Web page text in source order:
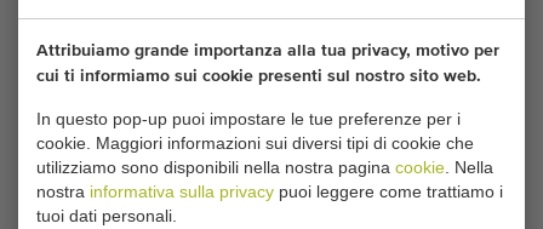
Attribuiamo grande importanza alla tua privacy, motivo per
cui ti informiamo sui cookie presenti sul nostro sito web.
In questo pop-up puoi impostare le tue preferenze per i
cookie. Maggiori informazioni sui diversi tipi di cookie che
utilizziamo sono disponibili nella nostra pagina cookie . Nella
nostra informativa sulla privacy puoi leggere come trattiamo i
tuoi dati personali.
Vuoi essere informato quando un Macchinari per la
calibratura di mele e frutta comparabile diventa
disponibile? Inserisci qui i tuoi dati.
Le tue impostazioni attuali dei cookie bloccano
questa parte. Modifica le tue impostazioni dei cookie